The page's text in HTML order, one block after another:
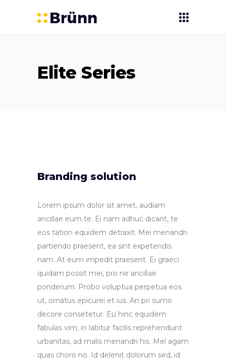
Elite Series
Branding solution
Lorem ipsum dolor sit amet, audiam
ancillae eum te. Ei nam adhuc dicant, te
eos tation equidem detraxit. Mei menandri
partiendo praesent, ea sint expetendis
nam. At eum impedit praesent. Ei graeci
quidam possit mei, pro ne ancillae
ponderum. Probo voluptua perpetua eos
ut, ornatus epicurei et ius. An pri sumo
decore consetetur. Eu hinc equidem
fabulas vim, in labitur facilis reprehendunt
urbanitas, ad malis menandri his. Mel agam
quas choro no. Id delenit dolorum sed, id